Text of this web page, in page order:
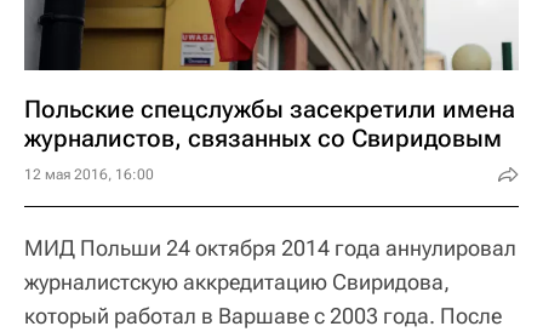
Польские спецслужбы засекретили имена
журналистов, связанных со Свиридовым
12 мая 2016, 16:00
МИД Польши 24 октября 2014 года аннулировал
журналистскую аккредитацию Свиридова,
который работал в Варшаве с 2003 года. После